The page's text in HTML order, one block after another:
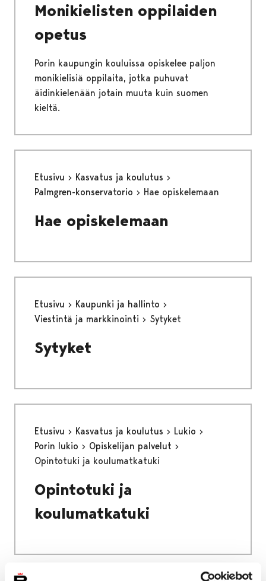
Monikielisten oppilaiden
opetus
Porin kaupungin kouluissa opiskelee paljon
monikielisiä oppilaita, jotka puhuvat
äidinkielenään jotain muuta kuin suomen
kieltä.
Etusivu
Kasvatus ja koulutus
Palmgren-konservatorio
Hae opiskelemaan
Hae opiskelemaan
Etusivu
Kaupunki ja hallinto
Viestintä ja markkinointi
Sytyket
Sytyket
Etusivu Kasvatus ja koulutus
Lukio
Porin lukio
Opiskelijan palvelut
Opintotuki ja koulumatkatuki
Opintotuki ja
koulumatkatuki